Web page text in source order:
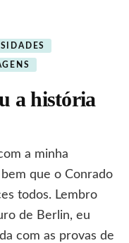
a história
a minha
que o Conrado
todos. Lembro
de Berlin, eu
com as provas de